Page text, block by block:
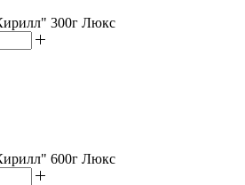
300г Люкс
600г Люкс